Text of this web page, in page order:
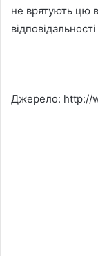
не врятують цю
Джерело: http://